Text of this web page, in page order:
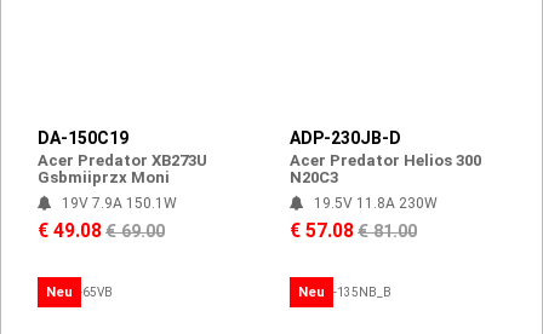
DA-150C19
Acer Predator XB273U
Gsbmiiprzx Moni
19V 7.9A 150.1W
€ 49.08€ 69.00
ADP-230JB-D
Acer Predator Helios 300
N20C3
19.5V 11.8A 230W
€ 57.08€ 81.00
Neu Neu